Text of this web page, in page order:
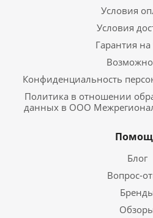
Условия
Условия
Гарантия на
Конфиденциальность
Политика в отношении
данных в ООО
Блог
Вопрос-